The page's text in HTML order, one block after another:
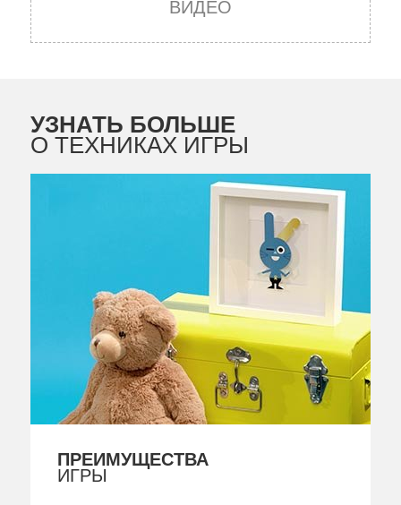
ВИДЕО
УЗНАТЬ БОЛЬШЕ
О ТЕХНИКАХ ИГРЫ
ПРЕИМУЩЕСТВА
ИГРЫ